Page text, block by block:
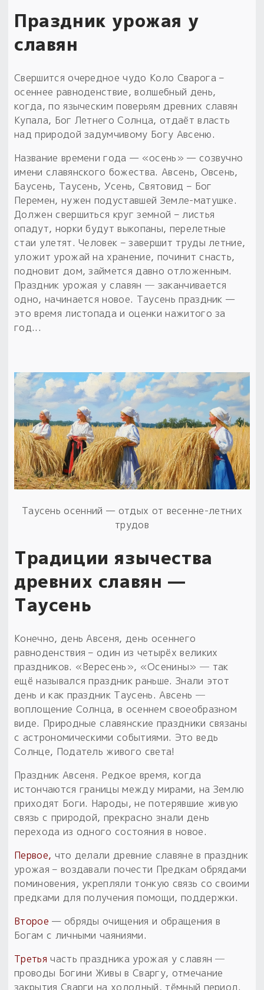
Новинки
Товары недели
на заказ от 4 тыс. руб. со скидкой
Оберег в подарок
к заказу от 3 тыс. руб.
Праздник урожая у
славян
Свершится очередное чудо Коло Сварога –
осеннее равноденствие, волшебный день,
когда, по языческим поверьям древних славян
Купала, Бог Летнего Солнца, отдаёт власть
над природой задумчивому Богу Авсеню.
Название времени года — «осень» — созвучно
имени славянского божества. Авсень, Овсень,
Баусень, Таусень, Усень, Святовид – Бог
Перемен, нужен подуставшей Земле-матушке.
Должен свершиться круг земной – листья
опадут, норки будут выкопаны, перелетные
стаи улетят. Человек – завершит труды летние,
уложит урожай на хранение, починит снасть,
подновит дом, займется давно отложенным.
Праздник урожая у славян ─ заканчивается
одно, начинается новое. Таусень праздник —
это время листопада и оценки нажитого за
год...
Таусень осенний — отдых от весенне-летних
трудов
Традиции язычества
древних славян —
Таусень
Конечно, день Авсеня, день осеннего
равноденствия – один из четырёх великих
праздников. «Вересень», «Осенины» ─ так
ещё назывался праздник раньше. Знали этот
день и как праздник Таусень. Авсень ─
воплощение Солнца, в осеннем своеобразном
виде. Природные славянские праздники связаны
с астрономическими событиями. Это ведь
Солнце, Податель живого света!
Праздник Авсеня. Редкое время, когда
истончаются границы между мирами, на Землю
приходят Боги. Народы, не потерявшие живую
связь с природой, прекрасно знали день
перехода из одного состояния в новое.
Первое, что делали древние славяне в праздник
урожая – воздавали почести Предкам обрядами
поминовения, укрепляли тонкую связь со своими
предками для получения помощи, поддержки.
Второе — обряды очищения и обращения в
Богам с личными чаяниями.
Третья часть праздника урожая у славян ─
проводы Богини Живы в Сваргу, отмечание
закрытия Сварги на холодный, тёмный период.